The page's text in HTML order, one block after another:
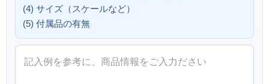
(4) サイズ（スケールなど）
(5) 付属品の有無